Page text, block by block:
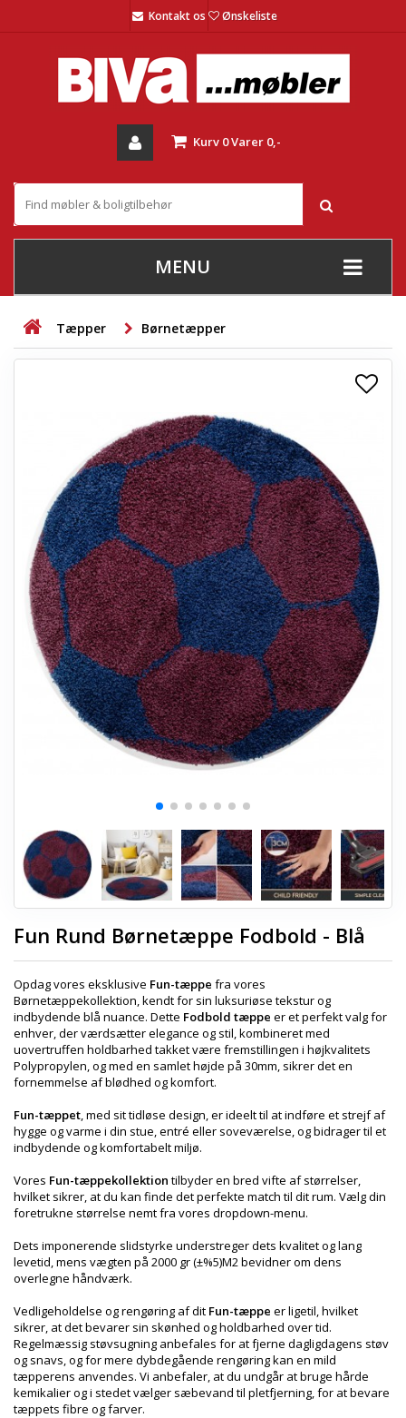
Kontakt os Ønskeliste
Kurv 0Varer 0,-
MENU
+
STUE
+
BØRNEMØBLER
KONTORMØBLER
OPBEVARING
+
TÆPPER
+
LAMPER
+
HAVEMØBLER
ENTREMØBLER
SPAR PENGE PÅ UDVALGTE VARER
Tæpper Børnetæpper
Fun Rund Børnetæppe Fodbold - Blå
Opdag vores eksklusive Fun-tæppe fra vores
Børnetæppekollektion, kendt for sin luksuriøse tekstur og
indbydende blå nuance. Dette Fodbold tæppe er et perfekt valg for
enhver, der værdsætter elegance og stil, kombineret med
uovertruffen holdbarhed takket være fremstillingen i højkvalitets
Polypropylen, og med en samlet højde på 30mm, sikrer det en
fornemmelse af blødhed og komfort.
Fun-tæppet, med sit tidløse design, er ideelt til at indføre et strejf af
hygge og varme i din stue, entré eller soveværelse, og bidrager til et
indbydende og komfortabelt miljø.
Vores Fun-tæppekollektion tilbyder en bred vifte af størrelser,
hvilket sikrer, at du kan finde det perfekte match til dit rum. Vælg din
foretrukne størrelse nemt fra vores dropdown-menu.
Dets imponerende slidstyrke understreger dets kvalitet og lang
levetid, mens vægten på 2000 gr (±%5)M2 bevidner om dens
overlegne håndværk.
Vedligeholdelse og rengøring af dit Fun-tæppe er ligetil, hvilket
sikrer, at det bevarer sin skønhed og holdbarhed over tid.
Regelmæssig støvsugning anbefales for at fjerne dagligdagens støv
og snavs, og for mere dybdegående rengøring kan en mild
tæpperens anvendes. Vi anbefaler, at du undgår at bruge hårde
kemikalier og i stedet vælger sæbevand til pletfjerning, for at bevare
tæppets fibre og farver.